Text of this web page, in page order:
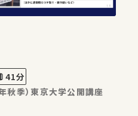
41分
秋季）東京大学公開講座